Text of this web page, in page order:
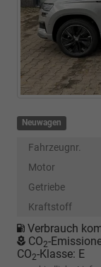
Neuwagen
Fahrzeugnr.
Motor
Getriebe
Kraftstoff
Verbrauch
CO2-
CO2-Klasse: E